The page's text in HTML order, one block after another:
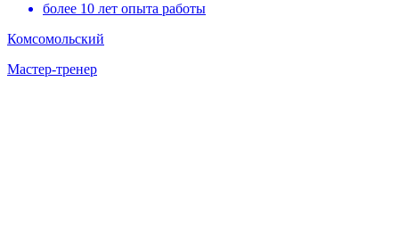
более 10 лет опыта работы
Комсомольский
Мастер-тренер